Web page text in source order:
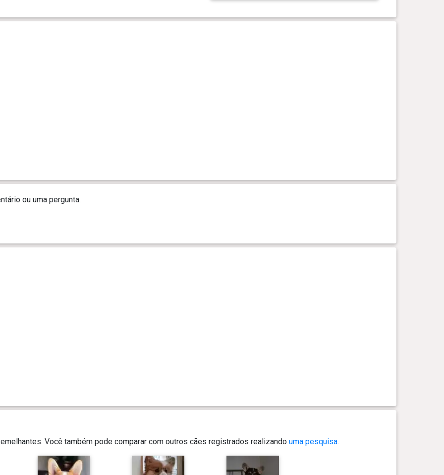
ou uma pergunta.
Você também pode comparar com outros cães registrados realizando uma pesquisa.